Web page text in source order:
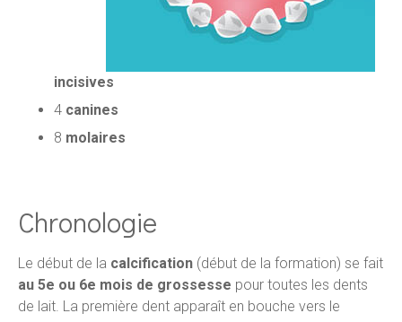
incisives
4 canines
8 molaires
Chronologie
Le début de la calcification (début de la formation) se fait
au 5e ou 6e mois de grossesse pour toutes les dents
de lait. La première dent apparaît en bouche vers le